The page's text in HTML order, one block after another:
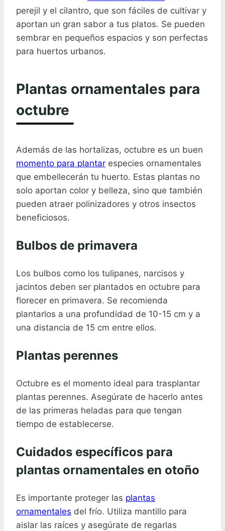
perejil y el cilantro, que son fáciles de cultivar y
aportan un gran sabor a tus platos. Se pueden
sembrar en pequeños espacios y son perfectas
para huertos urbanos.
Plantas ornamentales para
octubre
Además de las hortalizas, octubre es un buen
momento para plantar especies ornamentales
que embellecerán tu huerto. Estas plantas no
solo aportan color y belleza, sino que también
pueden atraer polinizadores y otros insectos
beneficiosos.
Bulbos de primavera
Los bulbos como los tulipanes, narcisos y
jacintos deben ser plantados en octubre para
florecer en primavera. Se recomienda
plantarlos a una profundidad de 10-15 cm y a
una distancia de 15 cm entre ellos.
Plantas perennes
Octubre es el momento ideal para trasplantar
plantas perennes. Asegúrate de hacerlo antes
de las primeras heladas para que tengan
tiempo de establecerse.
Cuidados específicos para
plantas ornamentales en otoño
Es importante proteger las plantas
ornamentales del frío. Utiliza mantillo para
aislar las raíces y asegúrate de regarlas